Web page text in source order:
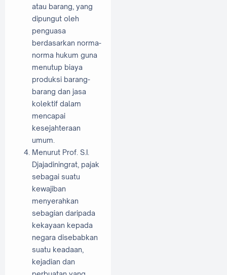
atau barang, yang
dipungut oleh
penguasa
berdasarkan norma-
norma hukum guna
menutup biaya
produksi barang-
barang dan jasa
kolektif dalam
mencapai
kesejahteraan
umum.
Menurut Prof. S.I.
Djajadiningrat, pajak
sebagai suatu
kewajiban
menyerahkan
sebagian daripada
kekayaan kepada
negara disebabkan
suatu keadaan,
kejadian dan